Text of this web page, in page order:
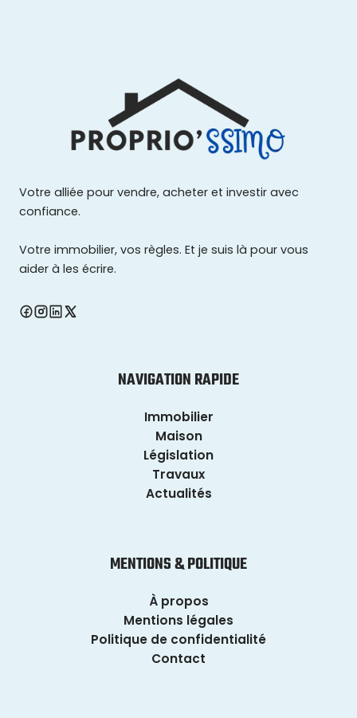
Votre alliée pour vendre, acheter et investir avec
confiance.
Votre immobilier, vos règles. Et je suis là pour vous
aider à les écrire.
NAVIGATION RAPIDE
Immobilier
Maison
Législation
Travaux
Actualités
MENTIONS & POLITIQUE
À propos
Mentions légales
Politique de confidentialité
Contact